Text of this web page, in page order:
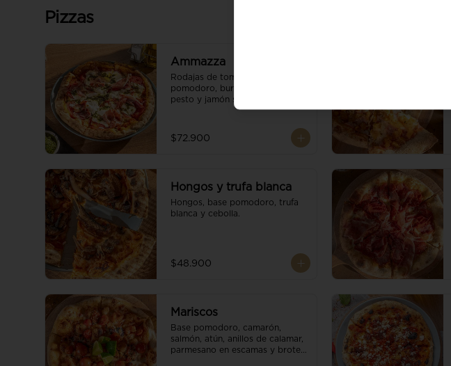
Pizzas
Ammazza
Rodajas de tomate fresco, base
pomodoro, burrata cremoso,
pesto y jamón serrano.
$72.900
Hongos y trufa blanca
Hongos, base pomodoro, trufa
blanca y cebolla.
$48.900
Mariscos
Base pomodoro, camarón,
salmón, atún, anillos de calamar,
parmesano en escamas y brotes